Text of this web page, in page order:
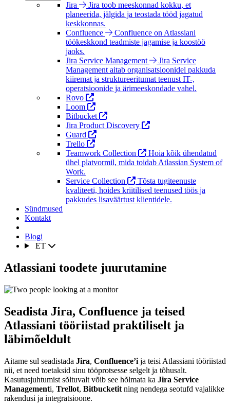
Jira
Jira toob meeskonnad kokku, et
planeerida, jälgida ja teostada tööd jagatud
keskkonnas.
Confluence
Confluence on Atlassiani
töökeskkond teadmiste jagamise ja koostöö
jaoks.
Jira Service Management
Jira Service
Management aitab organisatsioonidel pakkuda
kiiremat ja struktureeritumat teenust IT-,
operatsioonide ja ärimeeskondade vahel.
Rovo
Loom
Bitbucket
Jira Product Discovery
Guard
Trello
Teamwork Collection
Hoia kõik ühendatud
ühel platvormil, mida toidab Atlassian System of
Work.
Service Collection
Tõsta tugiteenuste
kvaliteeti, hoides kriitilised teenused töös ja
pakkudes lisaväärtust klientidele.
Sündmused
Kontakt
Blogi
ET
Atlassiani toodete juurutamine
Seadista Jira, Confluence ja teised
Atlassiani tööriistad praktiliselt ja
läbimõeldult
Aitame sul seadistada Jira, Confluence’i ja teisi Atlassiani tööriistad
nii, et need toetaksid sinu tööprotsesse selgelt ja tõhusalt.
Kasutusjuhtumist sõltuvalt võib see hõlmata ka Jira Service
Managementi, Trellot, Bitbucketit ning nendega seotufd vajalikke
rakendusi ja integratsioone.